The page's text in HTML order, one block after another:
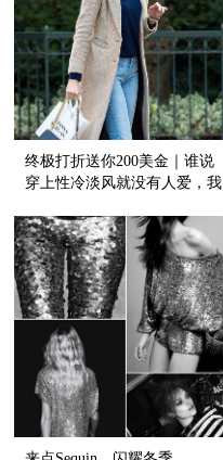
终极打折送你200美金｜谁说
穿上性冷淡风就没有人爱，我